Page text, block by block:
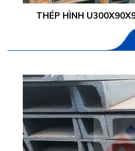
THÉP HÌNH